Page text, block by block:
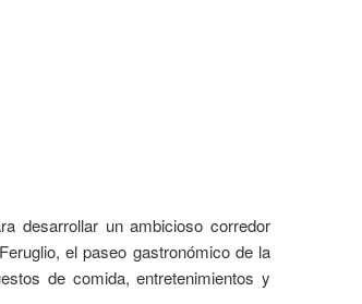
desarrollar un ambicioso corredor
el paseo gastronómico de la
de comida, entretenimientos y